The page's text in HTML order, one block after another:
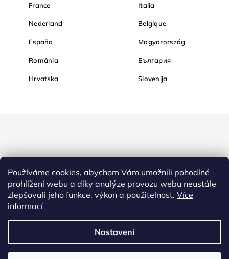
Používáme cookies, abychom Vám umožnili pohodlné
prohlížení webu a díky analýze provozu webu neustále
zlepšovali jeho funkce, výkon a použitelnost. Více
informací
Nastavení
France Italia
Nederland Belgique
España Magyarország
România България
Hrvatska Slovenija
Nakupujte na Diamondi bezpečně a bez obav. Díky HTTPS
podobě.